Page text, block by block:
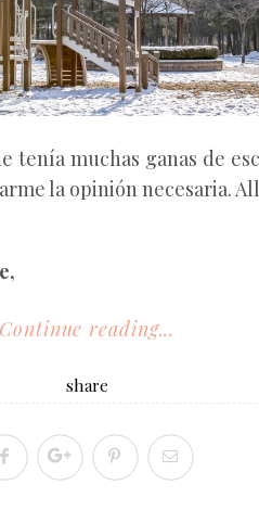
tenía muchas ganas de
la opinión necesaria.
Continue reading...
share